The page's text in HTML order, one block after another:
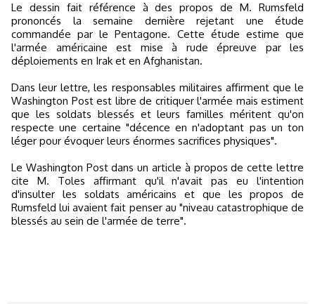
Le dessin fait référence à des propos de M. Rumsfeld
prononcés la semaine dernière rejetant une étude
commandée par le Pentagone. Cette étude estime que
l'armée américaine est mise à rude épreuve par les
déploiements en Irak et en Afghanistan.
Dans leur lettre, les responsables militaires affirment que le
Washington Post est libre de critiquer l'armée mais estiment
que les soldats blessés et leurs familles méritent qu'on
respecte une certaine "décence en n'adoptant pas un ton
léger pour évoquer leurs énormes sacrifices physiques".
Le Washington Post dans un article à propos de cette lettre
cite M. Toles affirmant qu'il n'avait pas eu l'intention
d'insulter les soldats américains et que les propos de
Rumsfeld lui avaient fait penser au "niveau catastrophique de
blessés au sein de l'armée de terre".